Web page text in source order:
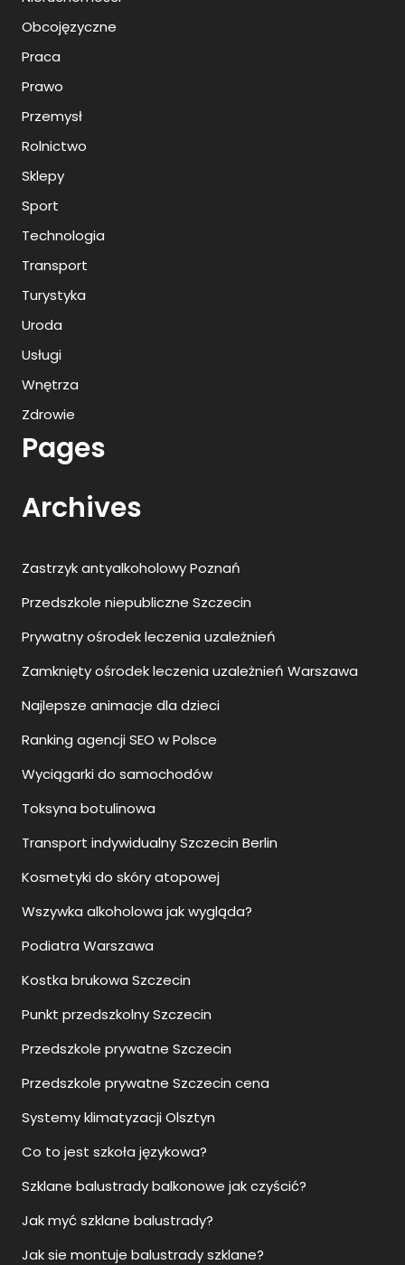
Obcojęzyczne
Praca
Prawo
Przemysł
Rolnictwo
Sklepy
Sport
Technologia
Transport
Turystyka
Uroda
Usługi
Wnętrza
Zdrowie
Pages
Archives
Zastrzyk antyalkoholowy Poznań
Przedszkole niepubliczne Szczecin
Prywatny ośrodek leczenia uzależnień
Zamknięty ośrodek leczenia uzależnień Warszawa
Najlepsze animacje dla dzieci
Ranking agencji SEO w Polsce
Wyciągarki do samochodów
Toksyna botulinowa
Transport indywidualny Szczecin Berlin
Kosmetyki do skóry atopowej
Wszywka alkoholowa jak wygląda?
Podiatra Warszawa
Kostka brukowa Szczecin
Punkt przedszkolny Szczecin
Przedszkole prywatne Szczecin
Przedszkole prywatne Szczecin cena
Systemy klimatyzacji Olsztyn
Co to jest szkoła językowa?
Szklane balustrady balkonowe jak czyścić?
Jak myć szklane balustrady?
Jak sie montuje balustrady szklane?